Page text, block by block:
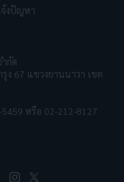
งปัญหา
กัด
ง 67 แขวงยานนาวา เขต
หรือ 02-212-8127